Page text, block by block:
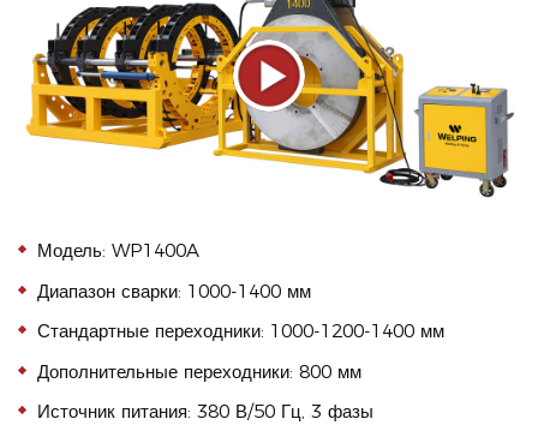
Модель: WP1400A
Диапазон сварки: 1000-1400 мм
Стандартные переходники: 1000-1200-1400 мм
Дополнительные переходники: 800 мм
Источник питания: 380 В/50 Гц, 3 фазы